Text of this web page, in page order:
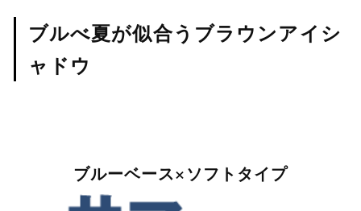
ブルべ夏が似合うブラウンアイシ
ャドウ
ブルーベース×ソフトタイプ